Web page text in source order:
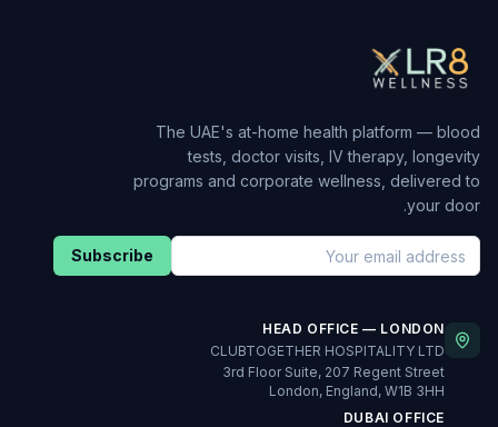
The UAE's at-home health platform — blood
tests, doctor visits, IV therapy, longevity
programs and corporate wellness, delivered to
your door.
Subscribe
HEAD OFFICE — LONDON
CLUBTOGETHER HOSPITALITY LTD
3rd Floor Suite, 207 Regent Street
London, England, W1B 3HH
DUBAI OFFICE